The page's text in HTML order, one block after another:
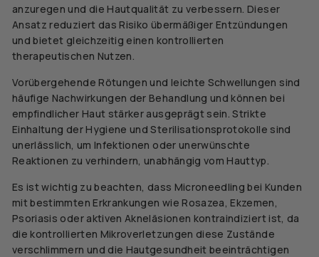
anzuregen und die Hautqualität zu verbessern. Dieser
Ansatz reduziert das Risiko übermäßiger Entzündungen
und bietet gleichzeitig einen kontrollierten
therapeutischen Nutzen.
Vorübergehende Rötungen und leichte Schwellungen sind
häufige Nachwirkungen der Behandlung und können bei
empfindlicher Haut stärker ausgeprägt sein. Strikte
Einhaltung der Hygiene und Sterilisationsprotokolle sind
unerlässlich, um Infektionen oder unerwünschte
Reaktionen zu verhindern, unabhängig vom Hauttyp.
Es ist wichtig zu beachten, dass Microneedling bei Kunden
mit bestimmten Erkrankungen wie Rosazea, Ekzemen,
Psoriasis oder aktiven Akneläsionen kontraindiziert ist, da
die kontrollierten Mikroverletzungen diese Zustände
verschlimmern und die Hautgesundheit beeinträchtigen